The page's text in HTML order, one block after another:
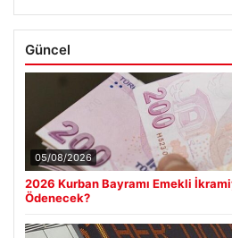
Güncel
05/08/2026
2026 Kurban Bayramı Emekli
Ödenecek?